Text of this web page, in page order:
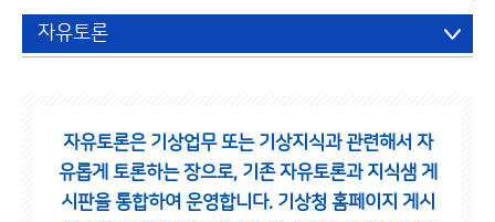
자유토론
자유토론은 기상업무 또는 기상지식과 관련해서 자
유롭게 토론하는 장으로, 기존 자유토론과 지식샘 게
시판을 통합하여 운영합니다. 기상청 홈페이지 게시